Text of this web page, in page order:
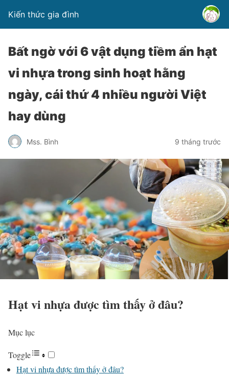
Kiến thức gia đình
Bất ngờ với 6 vật dụng tiềm ẩn hạt
vi nhựa trong sinh hoạt hằng
ngày, cái thứ 4 nhiều người Việt
hay dùng
Mss. Bình 9 tháng trước
Hạt vi nhựa được tìm thấy ở đâu?
Mục lục
Toggle
Hạt vi nhựa được tìm thấy ở đâu?